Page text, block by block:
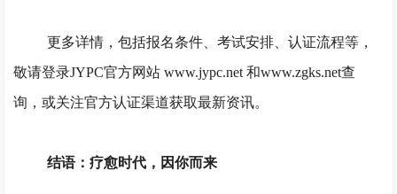
更多详情，包括报名条件、考试安排、认证流程等，
敬请登录JYPC官方网站 www.jypc.net 和www.zgks.net查
询，或关注官方认证渠道获取最新资讯。
结语：疗愈时代，因你而来